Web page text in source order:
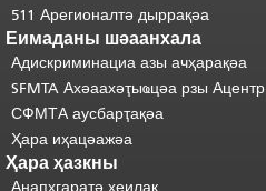
511 Арегионалтә дыррақәа
Еимаданы шәаанхала
Адискриминациа азы ачҳарақәа
SFMTA Ахәаахәҭыҩцәа рзы Ацентр
СФМТА аусбарҭақәа
Ҳара иҳацәажәа
Ҳара ҳазкны
Анапхгаратә хеилак